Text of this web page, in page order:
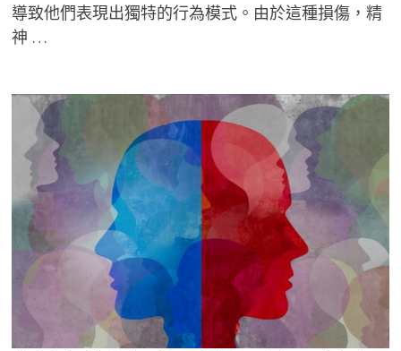
導致他們表現出獨特的行為模式。由於這種損傷，精
神 …